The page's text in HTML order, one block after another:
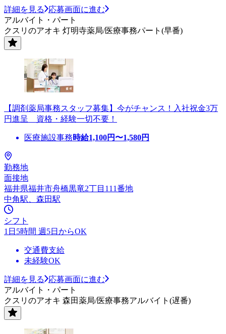
詳細を見る
応募画面に進む
アルバイト・パート
クスリのアオキ 灯明寺薬局/医療事務パート(早番)
【調剤薬局事務スタッフ募集】今がチャンス！入社祝金3万
円進呈 資格・経験一切不要！
医療施設事務時給1,100円〜1,580円
勤務地
面接地
福井県福井市舟橋黒竜2丁目111番地
中角駅、森田駅
シフト
1日5時間 週5日からOK
交通費支給
未経験OK
詳細を見る
応募画面に進む
アルバイト・パート
クスリのアオキ 森田薬局/医療事務アルバイト(遅番)